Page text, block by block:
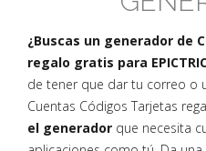
¿Buscas un generador de
regalo gratis para
de tener que dar tu correo o
Cuentas Códigos Tarjetas
el generador que necesita